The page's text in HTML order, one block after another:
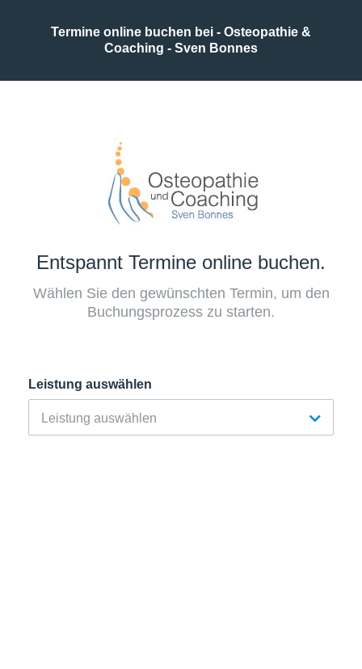
Termine online buchen bei - Osteopathie &
Coaching - Sven Bonnes
Entspannt Termine online buchen.
Wählen Sie den gewünschten Termin, um den
Buchungsprozess zu starten.
Leistung auswählen